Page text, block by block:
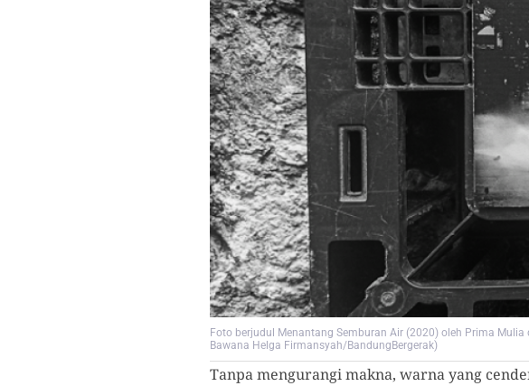
Foto berjudul Menantang Semburan Air (2020) oleh Prima
Bawana Helga Firmansyah/BandungBergerak)
Tanpa mengurangi makna, warna yang